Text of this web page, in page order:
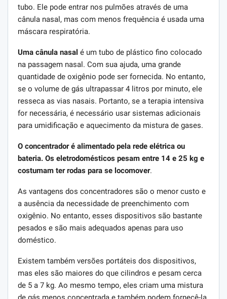
tubo. Ele pode entrar nos pulmões através de uma
cânula nasal, mas com menos frequência é usada uma
máscara respiratória.
Uma cânula nasal é um tubo de plástico fino colocado
na passagem nasal. Com sua ajuda, uma grande
quantidade de oxigênio pode ser fornecida. No entanto,
se o volume de gás ultrapassar 4 litros por minuto, ele
resseca as vias nasais. Portanto, se a terapia intensiva
for necessária, é necessário usar sistemas adicionais
para umidificação e aquecimento da mistura de gases.
O concentrador é alimentado pela rede elétrica ou
bateria. Os eletrodomésticos pesam entre 14 e 25 kg e
costumam ter rodas para se locomover.
As vantagens dos concentradores são o menor custo e
a ausência da necessidade de preenchimento com
oxigênio. No entanto, esses dispositivos são bastante
pesados ​​e são mais adequados apenas para uso
doméstico.
Existem também versões portáteis dos dispositivos,
mas eles são maiores do que cilindros e pesam cerca
de 5 a 7 kg. Ao mesmo tempo, eles criam uma mistura